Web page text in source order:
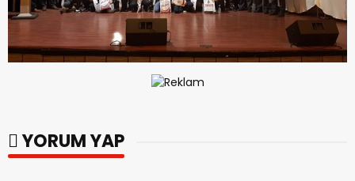
YORUM YAP